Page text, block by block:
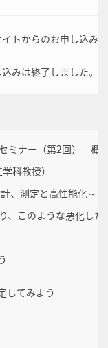
トからのお申し込み
みは終了しました。
ミナー（第2回） 概
科教授）
測定と高性能化～」
、このような悪化し
てみよう